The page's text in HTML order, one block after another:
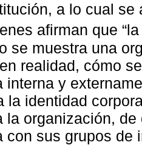
a lo cual
afirman que
se muestra una
realidad, cómo
interna y
la identidad
la organización,
con sus grupos de